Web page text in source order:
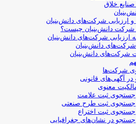
خلاق
و ارزیابی شرکت‌های دانش‌بنیان
شرکت دانش‌بنیان چیست؟
ارزیابی شرکت‌های دانش‌بنیان
شرکت‌های دانش‌بنیان
شرکت‌های دانش‌بنیان
شرکت‌ها
آگهی‌های قانونی
معنوی
جستجوی ثبت علامت
جستجوی ثبت طرح صنعتی
جستجوی ثبت اختراع
جستجو در نشان‌های جغرافیایی